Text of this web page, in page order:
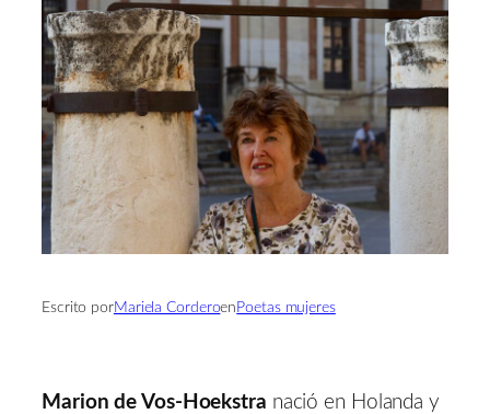
Escrito porMariela Corderoen Poetas mujeres
Marion de Vos-Hoekstra nació en Holanda y